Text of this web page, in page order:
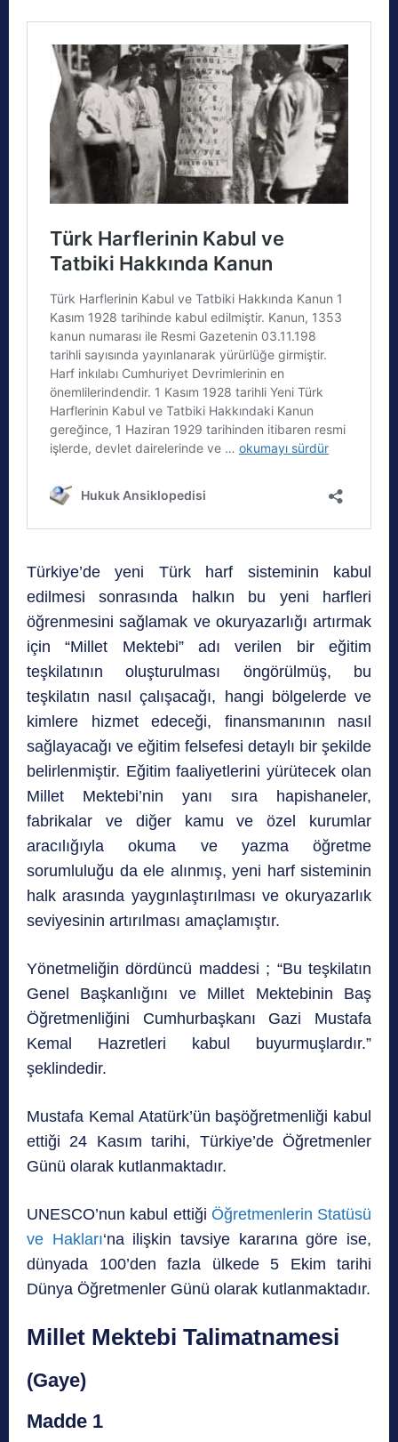
Türkiye’de yeni Türk harf sisteminin kabul
edilmesi sonrasında halkın bu yeni harfleri
öğrenmesini sağlamak ve okuryazarlığı artırmak
için “Millet Mektebi” adı verilen bir eğitim
teşkilatının oluşturulması öngörülmüş, bu
teşkilatın nasıl çalışacağı, hangi bölgelerde ve
kimlere hizmet edeceği, finansmanının nasıl
sağlayacağı ve eğitim felsefesi detaylı bir şekilde
belirlenmiştir. Eğitim faaliyetlerini yürütecek olan
Millet Mektebi’nin yanı sıra hapishaneler,
fabrikalar ve diğer kamu ve özel kurumlar
aracılığıyla okuma ve yazma öğretme
sorumluluğu da ele alınmış, yeni harf sisteminin
halk arasında yaygınlaştırılması ve okuryazarlık
seviyesinin artırılması amaçlamıştır.
Yönetmeliğin dördüncü maddesi ; “Bu teşkilatın
Genel Başkanlığını ve Millet Mektebinin Baş
Öğretmenliğini Cumhurbaşkanı Gazi Mustafa
Kemal Hazretleri kabul buyurmuşlardır.”
şeklindedir.
Mustafa Kemal Atatürk’ün başöğretmenliği kabul
ettiği 24 Kasım tarihi, Türkiye’de Öğretmenler
Günü olarak kutlanmaktadır.
UNESCO’nun kabul ettiği Öğretmenlerin Statüsü
ve Hakları‘na ilişkin tavsiye kararına göre ise,
dünyada 100’den fazla ülkede 5 Ekim tarihi
Dünya Öğretmenler Günü olarak kutlanmaktadır.
Millet Mektebi Talimatnamesi
(Gaye)
Madde 1